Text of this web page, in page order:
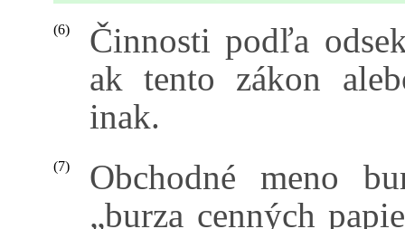
(6)
Činnosti podľa
ak tento zákon
inak.
(7)
Obchodné meno
„burza cenných